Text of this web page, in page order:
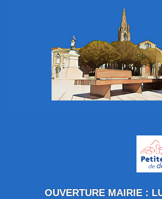
OUVERTURE MAIRIE :